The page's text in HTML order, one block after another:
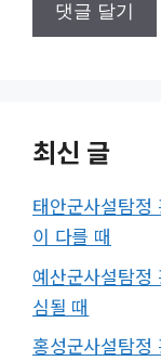
최신 글
태안군사설탐정
이 다를 때
예산군사설탐정
심될 때
홍성군사설탐정